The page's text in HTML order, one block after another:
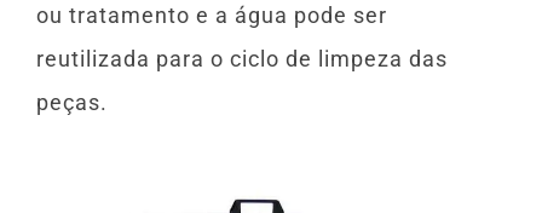
ou tratamento e a água pode ser
reutilizada para o ciclo de limpeza das
peças.